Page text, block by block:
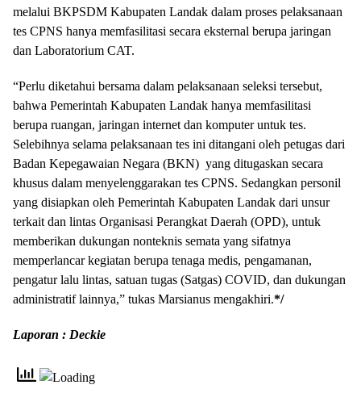
melalui BKPSDM Kabupaten Landak dalam proses pelaksanaan
tes CPNS hanya memfasilitasi secara eksternal berupa jaringan
dan Laboratorium CAT.
“Perlu diketahui bersama dalam pelaksanaan seleksi tersebut,
bahwa Pemerintah Kabupaten Landak hanya memfasilitasi
berupa ruangan, jaringan internet dan komputer untuk tes.
Selebihnya selama pelaksanaan tes ini ditangani oleh petugas dari
Badan Kepegawaian Negara (BKN) yang ditugaskan secara
khusus dalam menyelenggarakan tes CPNS. Sedangkan personil
yang disiapkan oleh Pemerintah Kabupaten Landak dari unsur
terkait dan lintas Organisasi Perangkat Daerah (OPD), untuk
memberikan dukungan nonteknis semata yang sifatnya
memperlancar kegiatan berupa tenaga medis, pengamanan,
pengatur lalu lintas, satuan tugas (Satgas) COVID, dan dukungan
administratif lainnya,” tukas Marsianus mengakhiri.*/
Laporan : Deckie